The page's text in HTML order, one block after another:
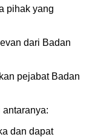
pihak yang
dari Badan
pejabat Badan
dan dapat